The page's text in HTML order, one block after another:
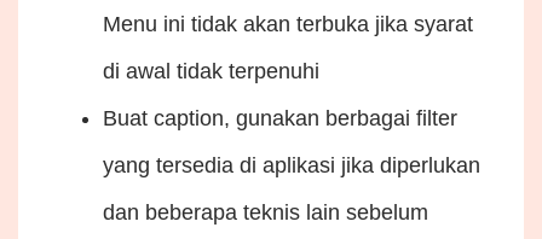
Menu ini tidak akan terbuka jika syarat
di awal tidak terpenuhi
Buat caption, gunakan berbagai filter
yang tersedia di aplikasi jika diperlukan
dan beberapa teknis lain sebelum